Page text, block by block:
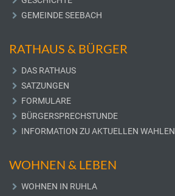
GEMEINDE SEEBACH
RATHAUS & BÜRGER
DAS RATHAUS
SATZUNGEN
FORMULARE
BÜRGERSPRECHSTUNDE
INFORMATION ZU AKTUELLEN WAHLEN
WOHNEN & LEBEN
WOHNEN IN RUHLA